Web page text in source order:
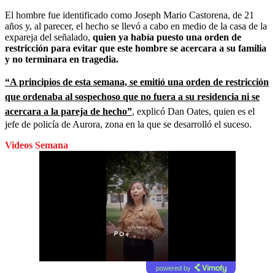
El hombre fue identificado como Joseph Mario Castorena, de 21
años y, al parecer, el hecho se llevó a cabo en medio de la casa de la
expareja del señalado, quien ya había puesto una orden de
restricción para evitar que este hombre se acercara a su familia
y no terminara en tragedia.
“A principios de esta semana, se emitió una orden de restricción
que ordenaba al sospechoso que no fuera a su residencia ni se
acercara a la pareja de hecho”, explicó Dan Oates, quien es el
jefe de policía de Aurora, zona en la que se desarrolló el suceso.
Videos Semana
powered by